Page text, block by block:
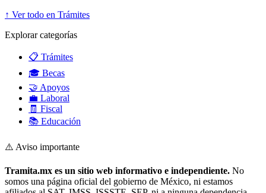
↑ Ver todo en Trámites
Explorar categorías
📋 Trámites
🎓 Becas
🤝 Apoyos
💼 Laboral
🧾 Fiscal
📚 Educación
⚠️ Aviso importante
Tramita.mx es un sitio web informativo e independiente. No
somos una página oficial del gobierno de México, ni estamos